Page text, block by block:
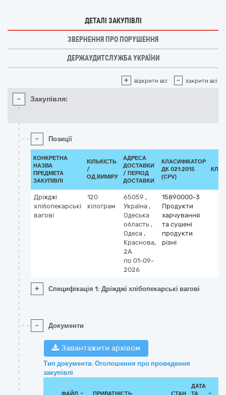
ДЕТАЛІ ЗАКУПІВЛІ
ЗВЕРНЕННЯ ПРО ПОРУШЕННЯ
ДЕРЖАУДИТСЛУЖБА УКРАЇНИ
+ відкрити всі - закрити всі
- Закупівля:
- Позиції
КОНКРЕТНА
НАЗВА
ПРЕДМЕТА
ЗАКУПІВЛІ
КІЛЬКІСТЬ
/
ОД.ВИМІРУ
АДРЕСА
ДОСТАВКИ
/ ПЕРІОД
ДОСТАВКИ
КЛАСИФІКАТОР
ДК 021:2015
(CPV)
Дріжджі
хлібопекарські
вагові
120
кілограм
65059 ,
Україна ,
Одеська
область ,
Одеса ,
Краснова,
2А
по 01-09-
2026
15890000-3
Продукти
харчування
та сушені
продукти
різні
+ Специфікація 1: Дріжджі хлібопекарські вагові
- Документи
Завантажити архівом
Тип документа: Оголошення про проведення
закупівлі
ДАТА